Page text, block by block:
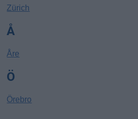
Zürich
Å
Åre
Ö
Örebro